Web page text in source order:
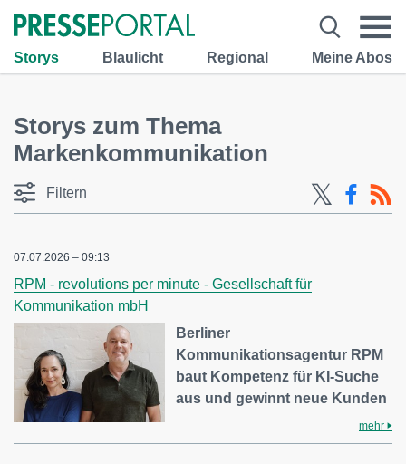
Storys Blaulicht Regional Meine Abos
Storys zum Thema
Markenkommunikation
Filtern
07.07.2026 – 09:13
RPM - revolutions per minute - Gesellschaft für
Kommunikation mbH
Berliner
Kommunikationsagentur RPM
baut Kompetenz für KI-Suche
aus und gewinnt neue Kunden
mehr